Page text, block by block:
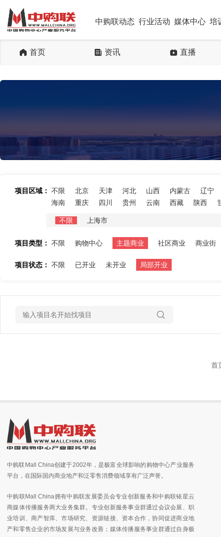
中购联动态 行业活动 媒体中心 培
首页 资讯 直播
项目区域： 不限 北京 天津 河北 山西 内蒙古
辽宁
海南
重庆 四川 贵州 云南 西藏 陕西
不限 上海市
项目类型： 不限 购物中心 主题商业 社区商业 商业街
项目状态： 不限 已开业 未开业 局部开业
首
中购联Mall China创建于2002年，是极富全球影响的购物中心产业服务
平台，在国际国内商业地产和泛零售消费领域享有广泛声誉。
中购联Mall China拥有中购联发展委员会专业创新服务和中购联铱星云
商媒体传播服务两大业务集群。专业创新服务事业群通过会议会展、职
业培训、商产智库、市场研究、资源链接、资本合作，协同促进商业地
产和零售企业的市场发展与业务改善；媒体传播服务事业群通过自身极